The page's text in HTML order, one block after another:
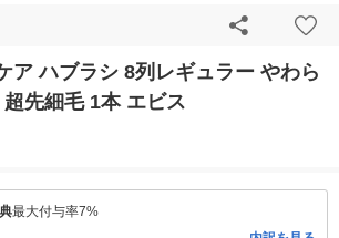
ア ハブラシ 8列レギュラー やわら
先細毛 1本 エビス
最大付与率7%